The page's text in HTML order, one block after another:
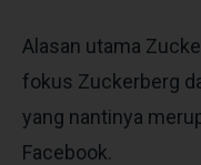
Alasan utama
fokus Zuckerberg
yang nantinya
Facebook.